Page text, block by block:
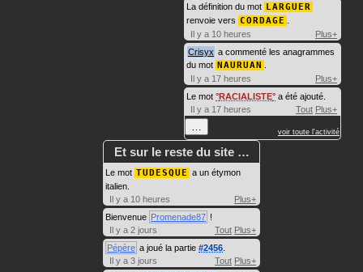
La définition du mot LARGUER
renvoie vers CORDAGE
Il y a 10 heures
Plus+
Crisyx a commenté les anagrammes
du mot NAURUAN
Il y a 17 heures
Plus+
Le mot RACIALISTE a été ajouté.
Il y a 17 heures
Tout Plus+
voir toute l'activité
Et sur le reste du site …
Le mot TUDESQUE a un étymon
italien.
Il y a 10 heures
Plus+
Bienvenue Promenade87 !
Il y a 2 jours
Tout Plus+
Pépère a joué la partie #2456
Il y a 3 jours
Tout Plus+